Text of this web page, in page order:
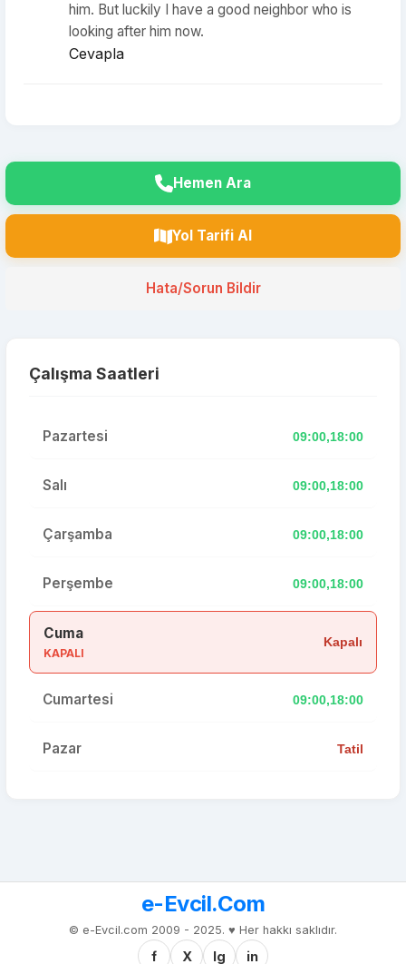
him. But luckily I have a good neighbor who is
looking after him now.
Cevapla
Hemen Ara
Yol Tarifi Al
Hata/Sorun Bildir
Çalışma Saatleri
Pazartesi 09:00,18:00
Salı 09:00,18:00
Çarşamba 09:00,18:00
Perşembe 09:00,18:00
Cuma
KAPALI
Kapalı
Cumartesi 09:00,18:00
Pazar Tatil
e-Evcil.Com
© e-Evcil.com 2009 - 2025. ♥️ Her hakkı saklıdır.
f X Ig in